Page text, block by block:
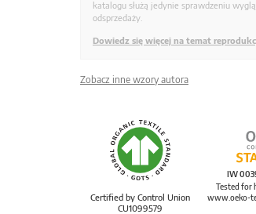
katalogu służą jedynie sprawdzeniu
odsprzedaży.
Dowiedz się więcej na temat
Zobacz inne wzory autora
Certified by Control Union
CU1099579
IW
Tested for
www.oeko-